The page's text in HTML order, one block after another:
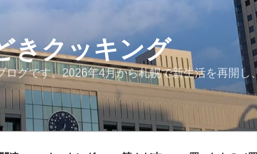
きクッキング
グです。2026年4月から札幌で新生活を再開し